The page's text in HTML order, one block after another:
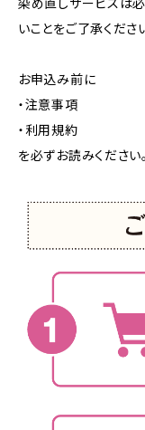
染め直しサービスは
いことをご了承くださ
お申込み前に
・注意事項
・利用規約
を必ずお読みください。